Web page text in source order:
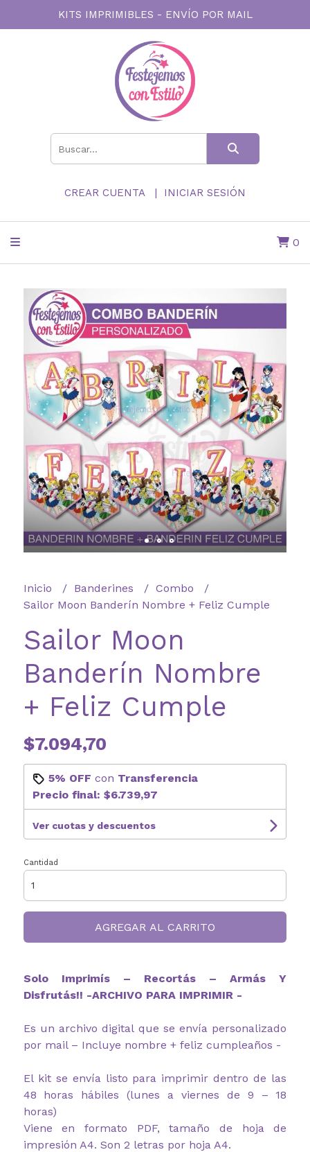
KITS IMPRIMIBLES - ENVÍO POR MAIL
CREAR CUENTA INICIAR SESIÓN
0
Inicio Banderines
Combo
Sailor Moon Banderín Nombre + Feliz Cumple
Sailor Moon
Banderín Nombre
+ Feliz Cumple
$7.094,70
5% OFF con Transferencia
Precio final: $6.739,97
Ver cuotas y descuentos
Cantidad
AGREGAR AL CARRITO
Solo Imprimís – Recortás – Armás Y
Disfrutás!! -ARCHIVO PARA IMPRIMIR -
Es un archivo digital que se envía personalizado
por mail – Incluye nombre + feliz cumpleaños -
El kit se envía listo para imprimir dentro de las
48 horas hábiles (lunes a viernes de 9 – 18
horas)
Viene en formato PDF, tamaño de hoja de
impresión A4. Son 2 letras por hoja A4.